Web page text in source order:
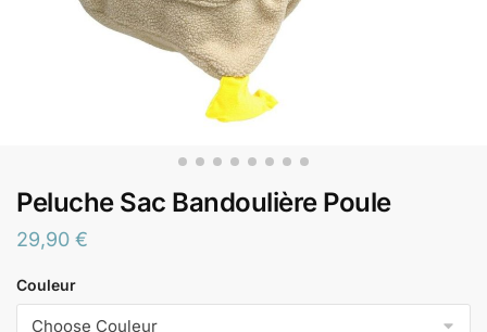
Peluche Sac Bandoulière Poule
29,90 €
Couleur